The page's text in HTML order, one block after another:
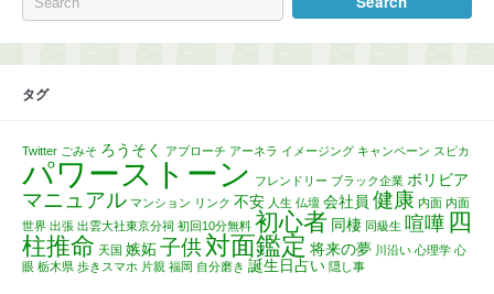
タグ
Twitter ごみそ ろうそく アプローチ アーネラ イメージング キャンペーン スピカ
パワーストーン フレンドリー ブラック企業 ボリビア
マニュアル マンション リンク 不安 人生 仏壇 会社員 健康 内面 内面
世界 出張 出雲大社東京分祠 初回10分無料 初心者 同棲 同級生 喧嘩 四
柱推命 天国 嫉妬子供対面鑑定 将来の夢 川沿い 心理学 心
眼 栃木県 歩きスマホ 片親 福岡 自分磨き 誕生日占い 隠し事